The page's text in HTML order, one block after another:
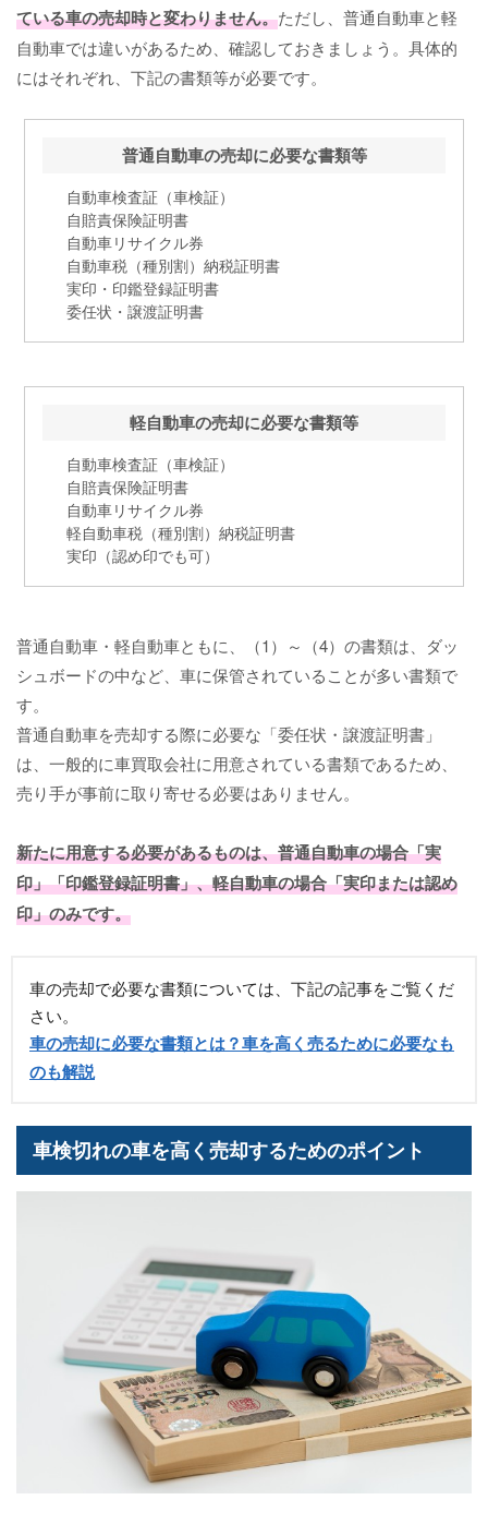
ている車の売却時と変わりません。ただし、普通自動車と軽
自動車では違いがあるため、確認しておきましょう。具体的
にはそれぞれ、下記の書類等が必要です。
普通自動車の売却に必要な書類等
自動車検査証（車検証）
自賠責保険証明書
自動車リサイクル券
自動車税（種別割）納税証明書
実印・印鑑登録証明書
委任状・譲渡証明書
軽自動車の売却に必要な書類等
自動車検査証（車検証）
自賠責保険証明書
自動車リサイクル券
軽自動車税（種別割）納税証明書
実印（認め印でも可）
普通自動車・軽自動車ともに、（1）～（4）の書類は、ダッ
シュボードの中など、車に保管されていることが多い書類で
す。
普通自動車を売却する際に必要な「委任状・譲渡証明書」
は、一般的に車買取会社に用意されている書類であるため、
売り手が事前に取り寄せる必要はありません。
新たに用意する必要があるものは、普通自動車の場合「実
印」「印鑑登録証明書」、軽自動車の場合「実印または認め
印」のみです。
車の売却で必要な書類については、下記の記事をご覧くだ
さい。
車の売却に必要な書類とは？車を高く売るために必要なも
のも解説
車検切れの車を高く売却するためのポイント